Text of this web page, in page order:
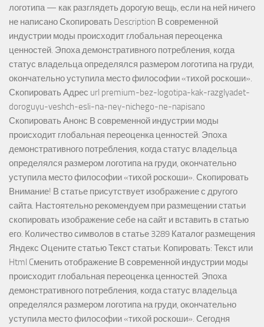
логотипа — как разглядеть дорогую вещь, если на ней ничего
не написано Скопировать Description В современной
индустрии моды происходит глобальная переоценка
ценностей. Эпоха демонстративного потребления, когда
статус владельца определялся размером логотипа на груди,
окончательно уступила место философии «тихой роскоши».
Скопировать Адрес url premium-bez-logotipa-kak-razglyadet-
doroguyu-veshch-esli-na-ney-nichego-ne-napisano
Скопировать Анонс В современной индустрии моды
происходит глобальная переоценка ценностей. Эпоха
демонстративного потребления, когда статус владельца
определялся размером логотипа на груди, окончательно
уступила место философии «тихой роскоши». Скопировать
Внимание! В статье присутствует изображение с другого
сайта. Настоятельно рекомендуем при размещении статьи
скопировать изображение себе на сайт и вставить в статью
его. Количество символов в статье 3289 Каталог размещения
Яндекс Оцените статью Текст статьи: Копировать: Текст или
Html Cменить отображение В современной индустрии моды
происходит глобальная переоценка ценностей. Эпоха
демонстративного потребления, когда статус владельца
определялся размером логотипа на груди, окончательно
уступила место философии «тихой роскоши». Сегодня